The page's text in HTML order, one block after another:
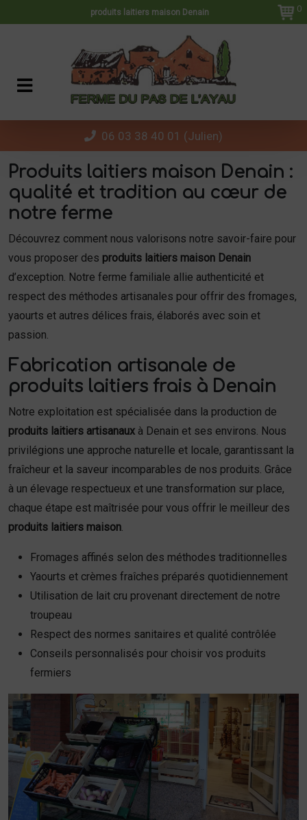
produits laitiers maison Denain 0
06 03 38 40 01 (Julien)
Produits laitiers maison Denain :
qualité et tradition au cœur de
notre ferme
Découvrez comment nous valorisons notre savoir-faire pour
vous proposer des produits laitiers maison Denain
d’exception. Notre ferme familiale allie authenticité et
respect des méthodes artisanales pour offrir des fromages,
yaourts et autres délices frais, élaborés avec soin et
passion.
Fabrication artisanale de
produits laitiers frais à Denain
Notre exploitation est spécialisée dans la production de
produits laitiers artisanaux à Denain et ses environs. Nous
privilégions une approche naturelle et locale, garantissant la
fraîcheur et la saveur incomparables de nos produits. Grâce
à un élevage respectueux et une transformation sur place,
chaque étape est maîtrisée pour vous offrir le meilleur des
produits laitiers maison.
Fromages affinés selon des méthodes traditionnelles
Yaourts et crèmes fraîches préparés quotidiennement
Utilisation de lait cru provenant directement de notre
troupeau
Respect des normes sanitaires et qualité contrôlée
Conseils personnalisés pour choisir vos produits
fermiers
Panneau de gestion des cookies